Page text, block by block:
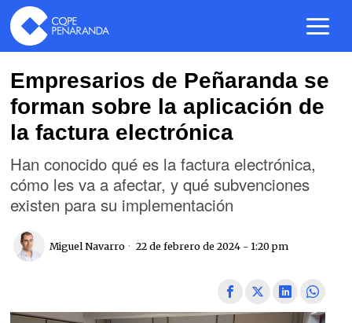
Empresarios de Peñaranda se
forman sobre la aplicación de
la factura electrónica
Han conocido qué es la factura electrónica,
cómo les va a afectar, y qué subvenciones
existen para su implementación
Miguel Navarro 22 de febrero de 2024 - 1:20 pm